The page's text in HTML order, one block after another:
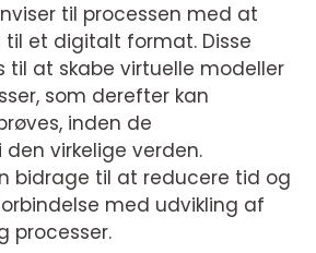
til processen med at
et digitalt format. Disse
til at skabe virtuelle modeller
som derefter kan
inden de
virkelige verden.
bidrage til at reducere tid og
med udvikling af
processer.